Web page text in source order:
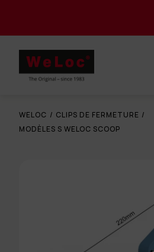
WELOC / CLIPS DE FERMETURE /
MODÈLES S WELOC SCOOP